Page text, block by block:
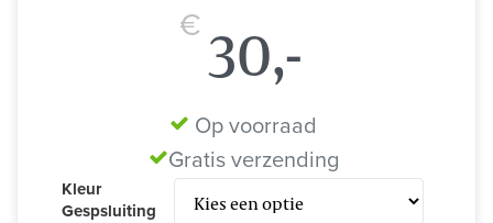
€ 30,-
Op voorraad
Gratis verzending
Kleur
Gespsluiting